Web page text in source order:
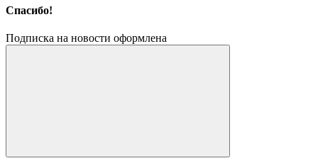
Спасибо!
Подписка на новости оформлена